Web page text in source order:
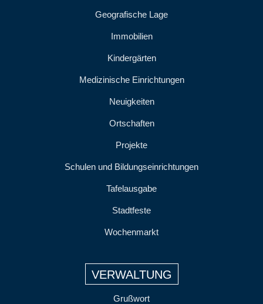
Geografische Lage
Immobilien
Kindergärten
Medizinische Einrichtungen
Neuigkeiten
Ortschaften
Projekte
Schulen und Bildungseinrichtungen
Tafelausgabe
Stadtfeste
Wochenmarkt
VERWALTUNG
Grußwort